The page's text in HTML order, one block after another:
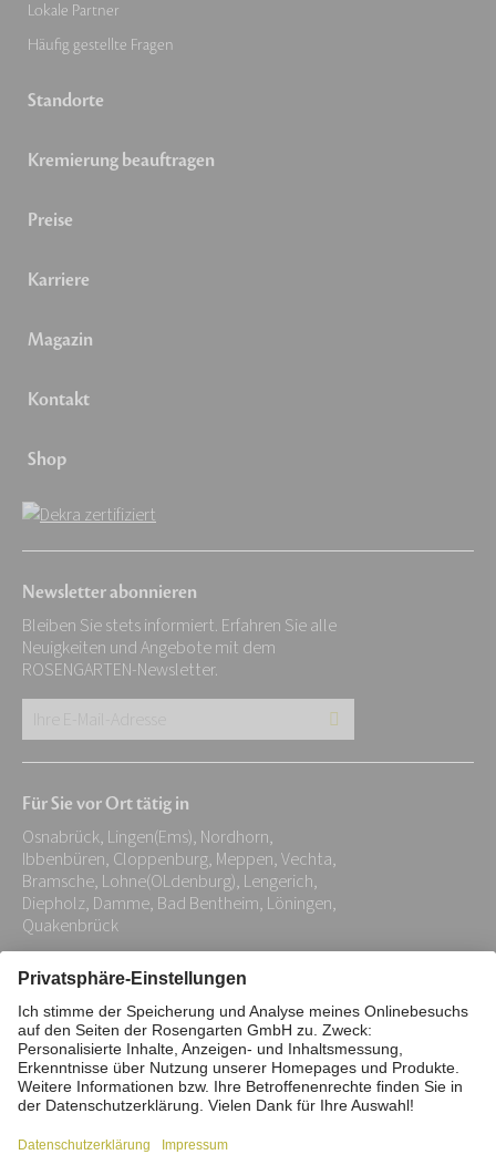
Lokale Partner
Häufig gestellte Fragen
Standorte
Kremierung beauftragen
Preise
Karriere
Magazin
Kontakt
Shop
Newsletter abonnieren
Bleiben Sie stets informiert. Erfahren Sie alle
Neuigkeiten und Angebote mit dem
ROSENGARTEN-Newsletter.
Adresse:
*
Für Sie vor Ort tätig in
Osnabrück, Lingen(Ems), Nordhorn,
Ibbenbüren, Cloppenburg, Meppen, Vechta,
Bramsche, Lohne(OLdenburg), Lengerich,
Diepholz, Damme, Bad Bentheim, Löningen,
Quakenbrück
Impressum Datenschutz
Stiftung
Interne Meldestelle
Zahlungsmittel
Barrierefreiheitserklärung
Vertrag widerrufen